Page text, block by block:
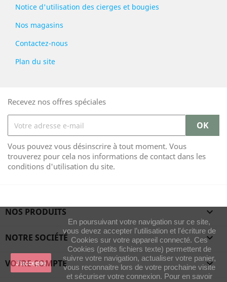
Notice d'utilisation des cierges et bougies
Nos magasins
Contactez-nous
Plan du site
Recevez nos offres spéciales
Vous pouvez vous désinscrire à tout moment. Vous
trouverez pour cela nos informations de contact dans les
conditions d'utilisation du site.
NOS PRODUITS 
NOTRE SOCIÉTÉ 
VOTRE COMPTE 
J'accepte
En poursuivant votre navigation sur ce site,
vous devez accepter l’utilisation et l'écriture de
Cookies sur votre appareil connecté. Ces
Cookies (petits fichiers texte) permettent de
suivre votre navigation, actualiser votre panier,
vous reconnaitre lors de votre prochaine visite
et sécuriser votre connexion. Pour en savoir